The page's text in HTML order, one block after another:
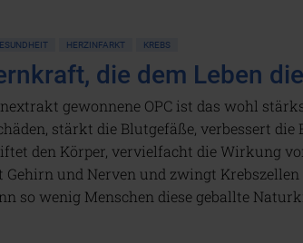
HERZINFARKT KREBS
die dem Leben
gewonnene OPC ist das wohl
stärkt die Blutgefäße, verbessert
den Körper, vervielfacht die Wirkung
und Nerven und zwingt
so wenig Menschen diese geballte